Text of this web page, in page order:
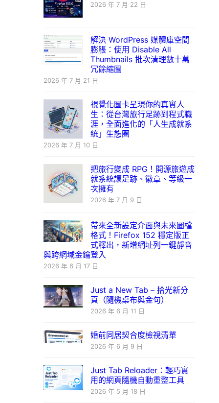
2026 年 7 月 22 日
解決 WordPress 媒體庫空間
膨脹：使用 Disable All
Thumbnails 批次清理數十萬
冗餘縮圖
2026 年 7 月 21 日
視覺化圖卡呈現你的真實人
生：從台灣旅行足跡到程式職
涯，全面進化的「人生成就系
統」生態圈
2026 年 7 月 10 日
把旅行變成 RPG！開源旅遊成
就系統讓足跡、徽章、等級一
次擁有
2026 年 7 月 9 日
帶來全新設定介面與未來圖檔
格式！Firefox 152 穩定版正
式釋出，新增網址列一鍵靜音
與跨網域金鑰登入
2026 年 6 月 17 日
Just a New Tab – 拾光新分
頁（隨機桌布與金句）
2026 年 6 月 11 日
婚前同居契合度檢視清單
2026 年 6 月 9 日
Just Tab Reloader：輕巧實
用的網頁隨機自動重整工具
2026 年 5 月 18 日